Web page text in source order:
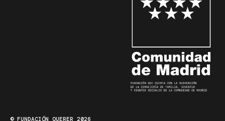
© FUNDACIÓN QUERER 2026